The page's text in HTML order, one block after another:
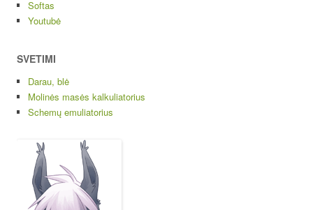
Softas
Youtubė
SVETIMI
Darau, blė
Molinės masės kalkuliatorius
Schemų emuliatorius